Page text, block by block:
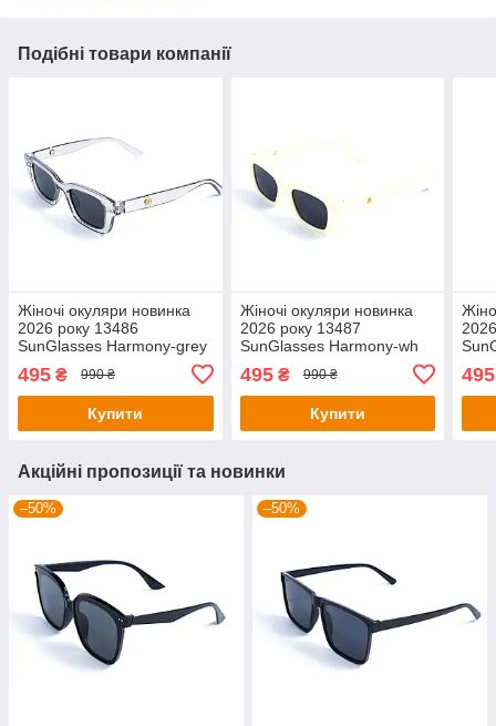
Подібні товари компанії
Жіночі окуляри новинка
2026 року 13486
SunGlasses Harmony-grey
495 ₴ 990 ₴
Купити
Жіночі окуляри новинка
2026 року 13487
SunGlasses Harmony-wh
495₴ 990 ₴
Купити
495
Акційні пропозиції та новинки
–50% –50%